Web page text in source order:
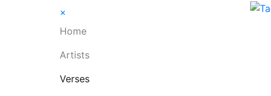
×
Home
Artists
Verses